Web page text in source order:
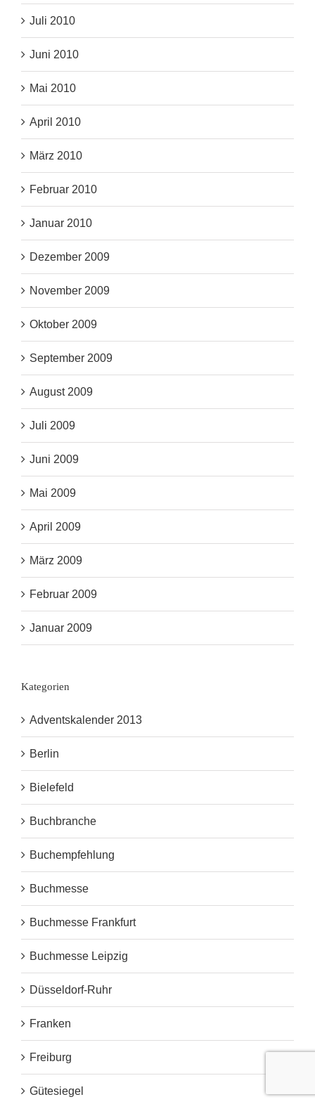
Juli 2010
Juni 2010
Mai 2010
April 2010
März 2010
Februar 2010
Januar 2010
Dezember 2009
November 2009
Oktober 2009
September 2009
August 2009
Juli 2009
Juni 2009
Mai 2009
April 2009
März 2009
Februar 2009
Januar 2009
Kategorien
Adventskalender 2013
Berlin
Bielefeld
Buchbranche
Buchempfehlung
Buchmesse
Buchmesse Frankfurt
Buchmesse Leipzig
Düsseldorf-Ruhr
Franken
Freiburg
Gütesiegel